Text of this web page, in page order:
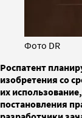
Фото DR
Роспатент
изобретения со
их
постановления